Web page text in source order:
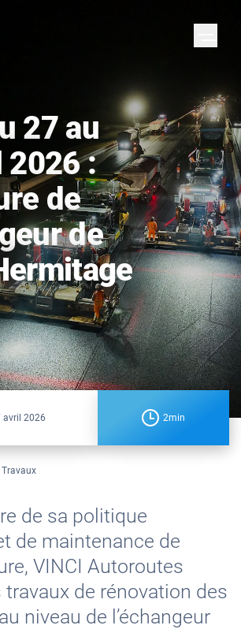
27 au
2026 :
de
de
avril 2026 2min
Travaux
de sa politique
de maintenance de
VINCI Autoroutes
de rénovation des
niveau de l’échangeur